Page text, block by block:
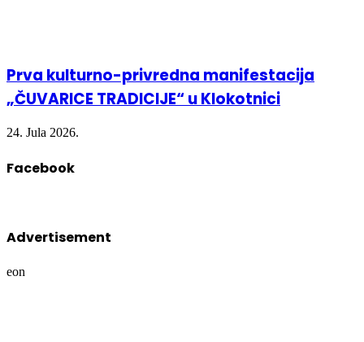
Prva kulturno-privredna manifestacija
„ČUVARICE TRADICIJE“ u Klokotnici
24. Jula 2026.
Facebook
Advertisement
eon